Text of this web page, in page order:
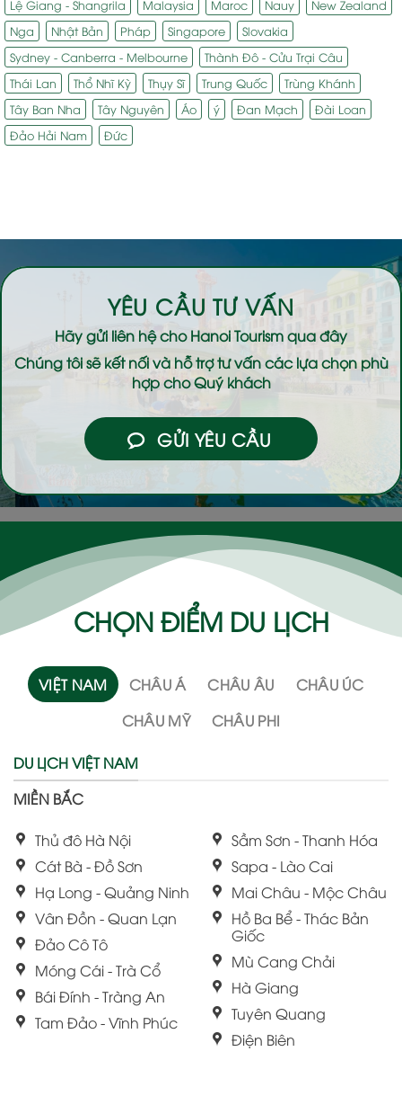
Lệ Giang - Shangrila
Malaysia Maroc Nauy
New Zealand
Nga
Nhật Bản Pháp Singapore
Slovakia
Sydney - Canberra - Melbourne
Thành Đô - Cửu Trại Câu
Thái Lan
Thổ Nhĩ Kỳ Thụy Sĩ Trung Quốc
Trùng Khánh
Tây Ban Nha
Tây Nguyên Áo ý Đan Mạch
Đài Loan
Đảo Hải Nam
Đức
YÊU CẦU TƯ VẤN
Hãy gửi liên hệ choHanoi Tourismqua đây
Chúng tôi sẽ kết nối và hỗ trợ tư vấn các lựa chọn phù
hợp cho Quý khách
GỬI YÊU CẦU
CHỌN ĐIỂM DU LỊCH
VIỆT NAM CHÂU Á CHÂU ÂU
CHÂU ÚC
CHÂU MỸ
CHÂU PHI
DU LỊCH VIỆT NAM
MIỀN BẮC
Thủ đô Hà Nội
Cát Bà - Đồ Sơn
Hạ Long - Quảng Ninh
Vân Đồn - Quan Lạn
Đảo Cô Tô
Móng Cái - Trà Cổ
Bái Đính - Tràng An
Tam Đảo - Vĩnh Phúc
Sầm Sơn - Thanh Hóa
Sapa - Lào Cai
Mai Châu - Mộc Châu
Hồ Ba Bể - Thác Bản
Giốc
Mù Cang Chải
Hà Giang
Tuyên Quang
Điện Biên